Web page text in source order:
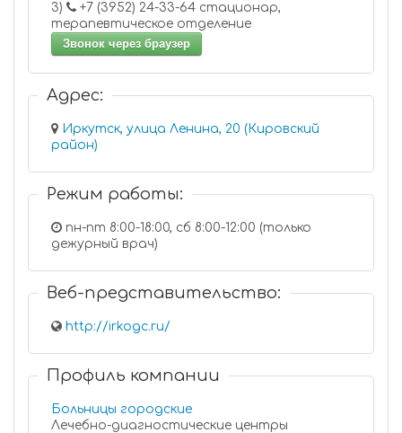
3)
терапевтическое отделение
Звонок через браузер
Адрес:
Иркутск, улица Ленина, 20 (Кировский
район)
Режим работы:
пн-пт 8:00-18:00, сб 8:00-12:00 (только
дежурный врач)
Веб-представительство:
http://irkogc.ru/
Профиль компании
Больницы городские
Лечебно-диагностические центры